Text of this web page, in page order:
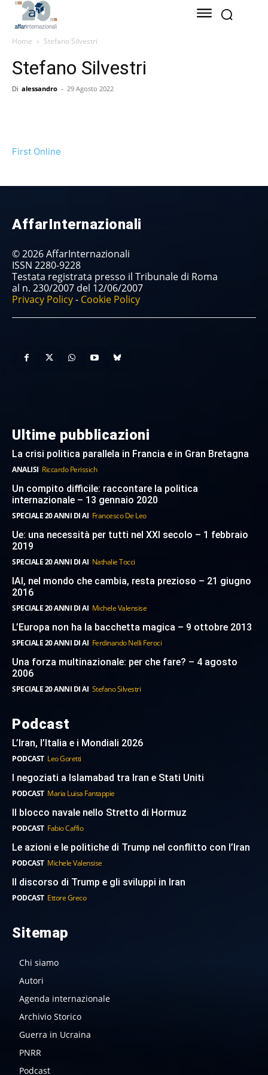
Home Stefano Silvestri
Stefano Silvestri
Di alessandro - 29 Agosto 2022
First Online
AffarInternazionali
© 2026 AffarInternazionali
ISSN 2280-9228
Testata registrata presso il Tribunale di Roma
al n. 230/2007 del 12/06/2007
Privacy Policy- Cookie Policy
Ultime pubblicazioni
La crisi politica parallela in Francia e in Gran Bretagna
ANALISI Riccardo Perissich
Un compito difficile: raccontare la politica
internazionale – 13 gennaio 2020
SPECIALE 20 ANNI DI AI Francesco De Leo
Ue: una necessità per tutti nel XXI secolo – 1 febbraio
2019
SPECIALE 20 ANNI DI AI Nathalie Tocci
IAI, nel mondo che cambia, resta prezioso – 21 giugno
2016
SPECIALE 20 ANNI DI AI Michele Valensise
L’Europa non ha la bacchetta magica – 9 ottobre 2013
SPECIALE 20 ANNI DI AI Ferdinando Nelli Feroci
Una forza multinazionale: per che fare? – 4 agosto
2006
SPECIALE 20 ANNI DI AI Stefano Silvestri
Podcast
L’Iran, l’Italia e i Mondiali 2026
PODCAST Leo Goretti
I negoziati a Islamabad tra Iran e Stati Uniti
PODCAST Maria Luisa Fantappie
Il blocco navale nello Stretto di Hormuz
PODCAST Fabio Caffio
Le azioni e le politiche di Trump nel conflitto con l’Iran
PODCAST Michele Valensise
Il discorso di Trump e gli sviluppi in Iran
PODCAST Ettore Greco
Sitemap
Chi siamo
Autori
Agenda internazionale
Archivio Storico
Guerra in Ucraina
PNRR
Podcast